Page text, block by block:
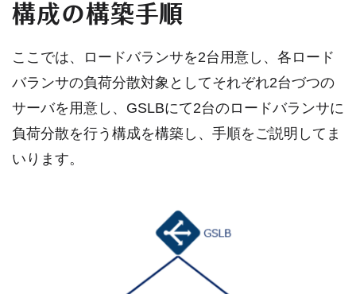
構成の構築手順
ここでは、ロードバランサを2台用意し、各ロード
バランサの負荷分散対象としてそれぞれ2台づつの
サーバを用意し、GSLBにて2台のロードバランサに
負荷分散を行う構成を構築し、手順をご説明してま
いります。